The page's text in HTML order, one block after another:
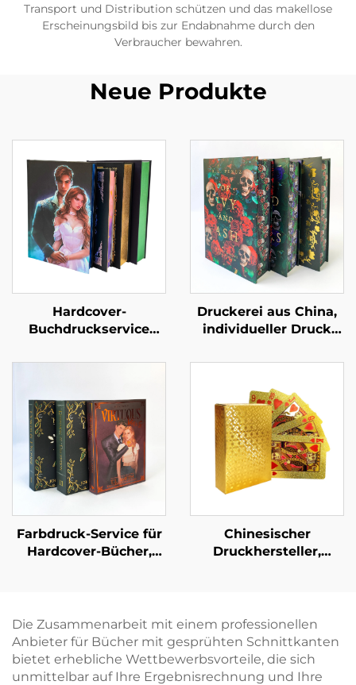
Transport und Distribution schützen und das makellose
Erscheinungsbild bis zur Endabnahme durch den
Verbraucher bewahren.
Neue Produkte
Hardcover-
Buchdruckservice
Maßgeschneidertes
Buchdruck mit
lackierten Kanten
Druckerei aus China,
individueller Druck
Hardcover-Bücher mit
umweltfreundlicher
Druck mit
Schutzumschlag
Farbdruck-Service für
Hardcover-Bücher,
Chinesischer
Druckhersteller,
Die Zusammenarbeit mit einem professionellen
Anbieter für Bücher mit gesprühten Schnittkanten
bietet erhebliche Wettbewerbsvorteile, die sich
unmittelbar auf Ihre Ergebnisrechnung und Ihre